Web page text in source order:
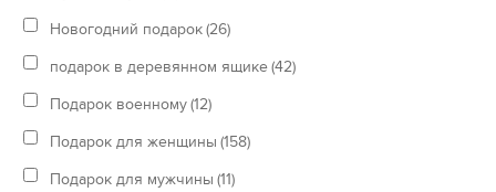
Новогодний подарок(26)
подарок в деревянном ящике(42)
Подарок военному(12)
Подарок для женщины (158)
Подарок для мужчины (11)